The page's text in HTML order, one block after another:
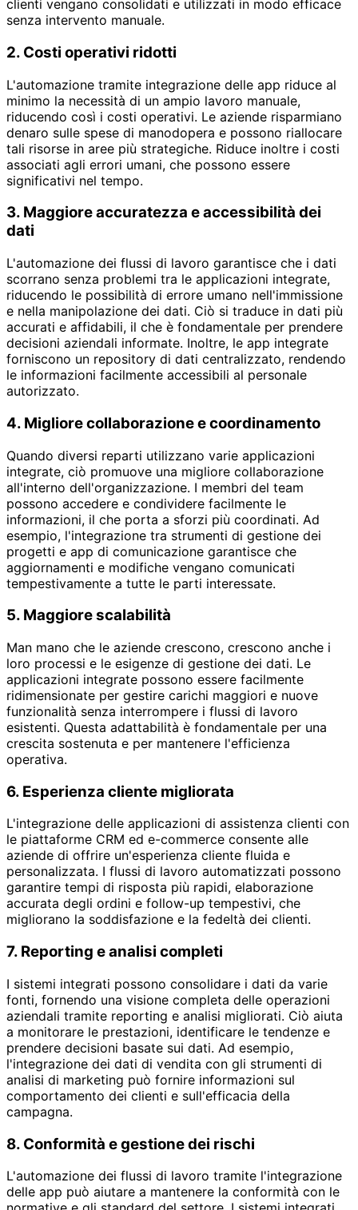
clienti vengano consolidati e utilizzati in modo efficace
senza intervento manuale.
2. Costi operativi ridotti
L'automazione tramite integrazione delle app riduce al
minimo la necessità di un ampio lavoro manuale,
riducendo così i costi operativi. Le aziende risparmiano
denaro sulle spese di manodopera e possono riallocare
tali risorse in aree più strategiche. Riduce inoltre i costi
associati agli errori umani, che possono essere
significativi nel tempo.
3. Maggiore accuratezza e accessibilità dei
dati
L'automazione dei flussi di lavoro garantisce che i dati
scorrano senza problemi tra le applicazioni integrate,
riducendo le possibilità di errore umano nell'immissione
e nella manipolazione dei dati. Ciò si traduce in dati più
accurati e affidabili, il che è fondamentale per prendere
decisioni aziendali informate. Inoltre, le app integrate
forniscono un repository di dati centralizzato, rendendo
le informazioni facilmente accessibili al personale
autorizzato.
4. Migliore collaborazione e coordinamento
Quando diversi reparti utilizzano varie applicazioni
integrate, ciò promuove una migliore collaborazione
all'interno dell'organizzazione. I membri del team
possono accedere e condividere facilmente le
informazioni, il che porta a sforzi più coordinati. Ad
esempio, l'integrazione tra strumenti di gestione dei
progetti e app di comunicazione garantisce che
aggiornamenti e modifiche vengano comunicati
tempestivamente a tutte le parti interessate.
5. Maggiore scalabilità
Man mano che le aziende crescono, crescono anche i
loro processi e le esigenze di gestione dei dati. Le
applicazioni integrate possono essere facilmente
ridimensionate per gestire carichi maggiori e nuove
funzionalità senza interrompere i flussi di lavoro
esistenti. Questa adattabilità è fondamentale per una
crescita sostenuta e per mantenere l'efficienza
operativa.
6. Esperienza cliente migliorata
L'integrazione delle applicazioni di assistenza clienti con
le piattaforme CRM ed e-commerce consente alle
aziende di offrire un'esperienza cliente fluida e
personalizzata. I flussi di lavoro automatizzati possono
garantire tempi di risposta più rapidi, elaborazione
accurata degli ordini e follow-up tempestivi, che
migliorano la soddisfazione e la fedeltà dei clienti.
7. Reporting e analisi completi
I sistemi integrati possono consolidare i dati da varie
fonti, fornendo una visione completa delle operazioni
aziendali tramite reporting e analisi migliorati. Ciò aiuta
a monitorare le prestazioni, identificare le tendenze e
prendere decisioni basate sui dati. Ad esempio,
l'integrazione dei dati di vendita con gli strumenti di
analisi di marketing può fornire informazioni sul
comportamento dei clienti e sull'efficacia della
campagna.
8. Conformità e gestione dei rischi
L'automazione dei flussi di lavoro tramite l'integrazione
delle app può aiutare a mantenere la conformità con le